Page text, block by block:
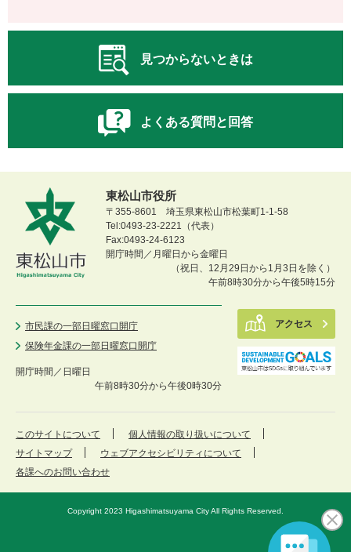
見つからないときは
よくある質問と回答
東松山市役所
〒355-8601 埼玉県東松山市松葉町1-1-58
Tel:0493-23-2221（代表）
Fax:0493-24-6123
開庁時間／月曜日から金曜日
（祝日、12月29日から1月3日を除く）
午前8時30分から午後5時15分
市民課の一部日曜窓口開庁
保険年金課の一部日曜窓口開庁
開庁時間／ 日曜日
午前8時30分から午後0時30分
アクセス
このサイトについて
個人情報の取り扱いについて
サイトマップ
ウェブアクセシビリティについて
各課へのお問い合わせ
Copyright 2023 Higashimatsuyama City All Rights Reserved.